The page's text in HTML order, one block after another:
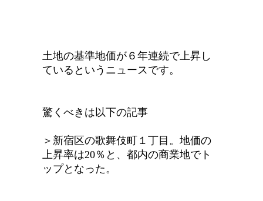
土地の基準地価が６年連続で上昇し
ているというニュースです。
驚くべきは以下の記事
＞新宿区の歌舞伎町１丁目。地価の
上昇率は20％と、都内の商業地でト
ップとなった。